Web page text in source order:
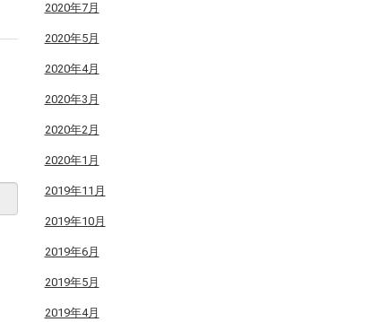
2020年7月
2020年5月
2020年4月
2020年3月
2020年2月
2020年1月
2019年11月
2019年10月
2019年6月
2019年5月
2019年4月